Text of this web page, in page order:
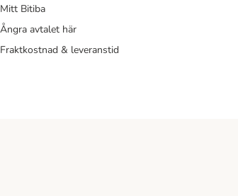
Mitt Bitiba
Ångra avtalet här
Fraktkostnad & leveranstid